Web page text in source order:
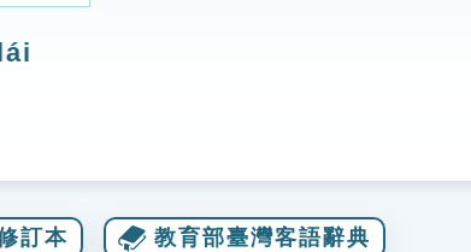
訂本 教育部臺灣客語辭典